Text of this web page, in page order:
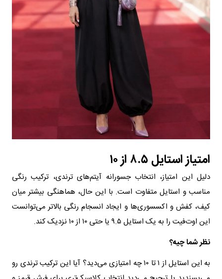
امتیاز استایل ۸.۵ از ۱۰
دلیل این امتیاز، انتخاب جسورانه آیتم‌های ترندی، ترکیب رنگی
مناسب و استایل متفاوت است. با این حال، هماهنگی بیشتر میان
کیف، کفش و اکسسوری‌ها و ایجاد انسجام رنگی بالاتر می‌توانست
این اوت‌فیت را به یک استایل ۹.۵ یا حتی ۱۰ از ۱۰ نزدیک کند.
نظر شما چیه؟
به این استایل از ۱ تا ۱۰ چه امتیازی می‌دید؟ آیا این ترکیب ترندی رو